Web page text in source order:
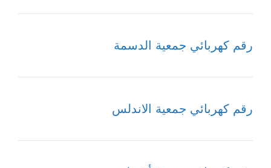
رقم كهربائي جمعية الدسمة
رقم كهربائي جمعية الاندلس